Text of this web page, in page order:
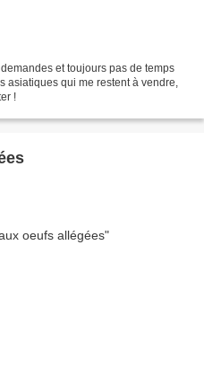
et toujours pas de temps
asiatiques qui me restent à vendre,
!